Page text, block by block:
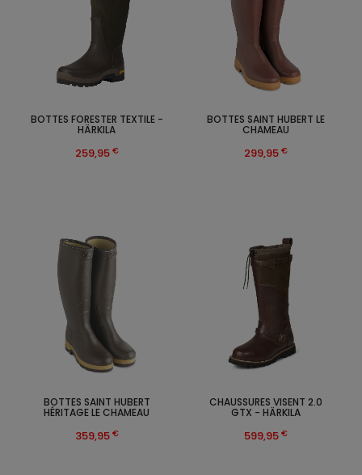
BOTTES SAINT HUBERT
HÉRITAGE LE CHAMEAU
359,95 €
BOTTES SAINT HUBERT LE
CHAMEAU
299,95 €
CHAUSSURES VISENT 2.0
GTX - HÄRKILA
599,95 €
BOTTES FORESTER TEXTILE -
HÄRKILA
259,95 €